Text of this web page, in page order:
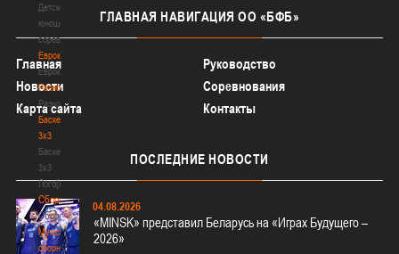
Детско-
юношеские
соревнования
Еврокубки
Еврокубки
Разное
Разное
Баскетбол
3х3
Баскетбол
3х3
Лого[modid=121]
Сборные
Сборные
Мужские
сборные
ГЛАВНАЯ НАВИГАЦИЯ ОО «БФБ»
Главная
Руководство
Новости
Соревнования
Карта сайта
Контакты
ПОСЛЕДНИЕ НОВОСТИ
04.08.2026
«MINSK» представил Беларусь на «Играх Будущего –
2026»